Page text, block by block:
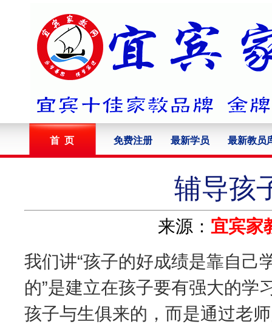
首 页 免费注册 最新学员 最新教员
辅导孩
来源： 宜宾家
我们讲“孩子的好成绩是靠自己
的”是建立在孩子要有强大的学
孩子与生俱来的，而是通过老